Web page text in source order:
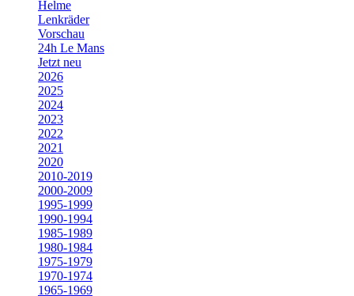
Helme
Lenkräder
Vorschau
24h Le Mans
Jetzt neu
2026
2025
2024
2023
2022
2021
2020
2010-2019
2000-2009
1995-1999
1990-1994
1985-1989
1980-1984
1975-1979
1970-1974
1965-1969